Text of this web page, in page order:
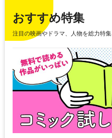
おすすめ特集
注目の映画やドラマ、人物を総力特集